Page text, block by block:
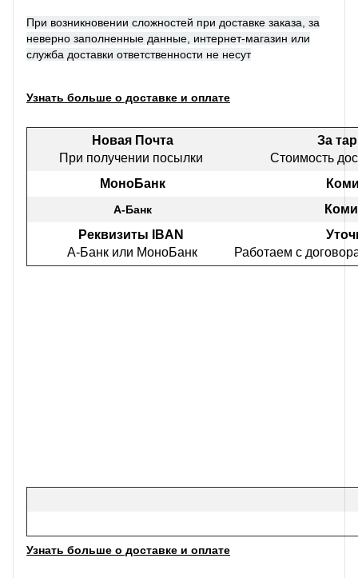
При возникновении сложностей при доставке заказа, за
неверно заполненные данные, интернет-магазин или
служба доставки ответственности не несут
Узнать больше о доставке и оплате
Новая Почта
При получении посылки
За
Стоимость
МоноБанк
А-Банк
Реквизиты IBAN
А-Банк или МоноБанк
Работаем с
Узнать больше о доставке и оплате